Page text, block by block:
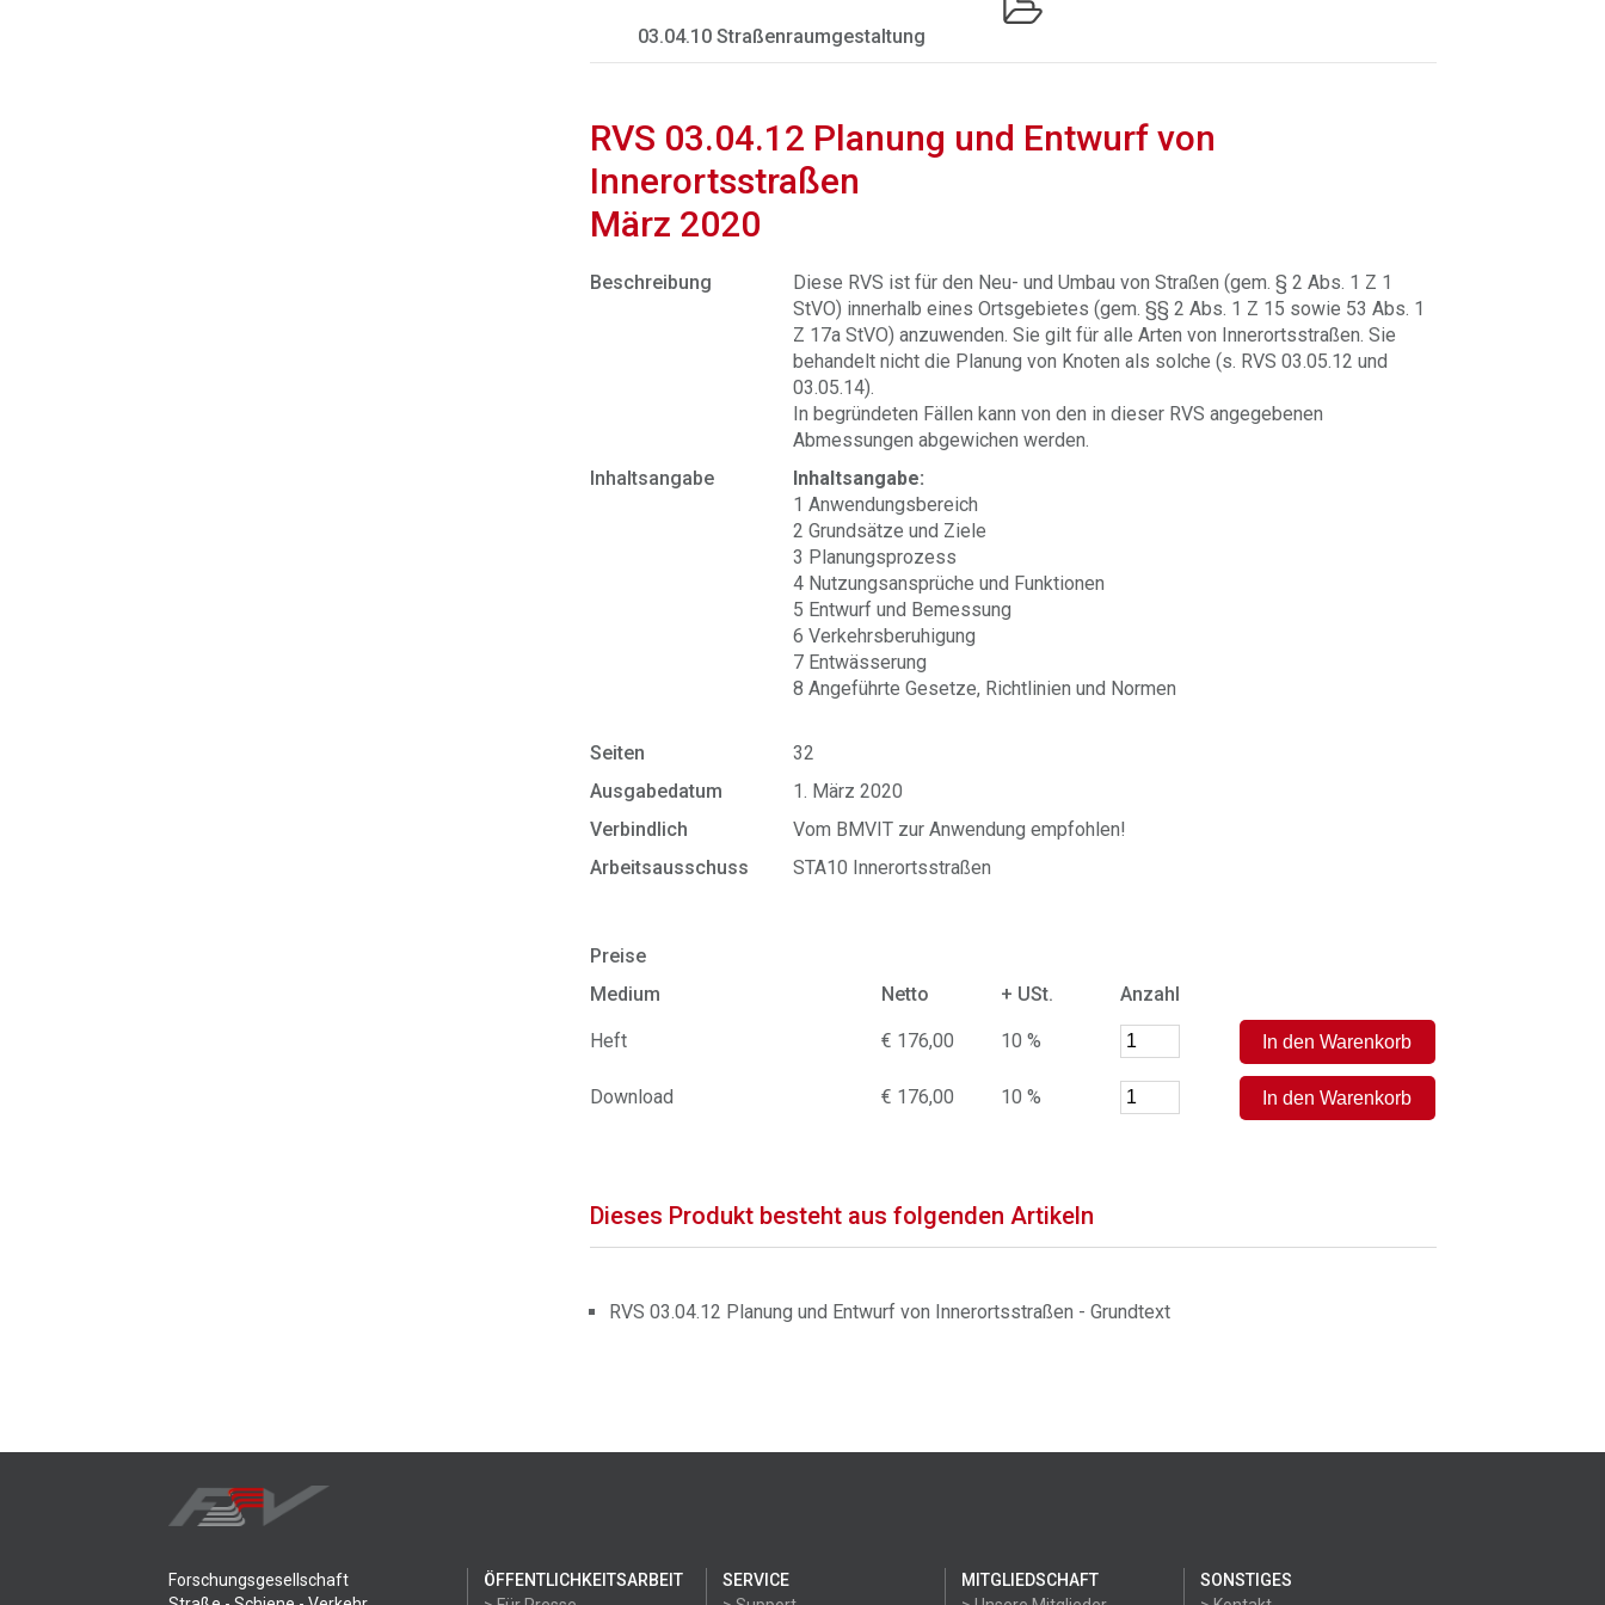
03.04.10 Straßenraumgestaltung
RVS 03.04.12 Planung und Entwurf von
Innerortsstraßen
März 2020
Beschreibung
Diese RVS ist für den Neu- und Umbau von Straßen (gem. § 2 Abs. 1 Z 1
StVO) innerhalb eines Ortsgebietes (gem. §§ 2 Abs. 1 Z 15 sowie 53 Abs. 1
Z 17a StVO) anzuwenden. Sie gilt für alle Arten von Innerortsstraßen. Sie
behandelt nicht die Planung von Knoten als solche (s. RVS 03.05.12 und
03.05.14).
In begründeten Fällen kann von den in dieser RVS angegebenen
Abmessungen abgewichen werden.
Inhaltsangabe
Inhaltsangabe:
1 Anwendungsbereich
2 Grundsätze und Ziele
3 Planungsprozess
4 Nutzungsansprüche und Funktionen
5 Entwurf und Bemessung
6 Verkehrsberuhigung
7 Entwässerung
8 Angeführte Gesetze, Richtlinien und Normen
Seiten
32
Ausgabedatum
1. März 2020
Verbindlich
Vom BMVIT zur Anwendung empfohlen!
Arbeitsausschuss
STA10 Innerortsstraßen
Preise
Medium
Netto + USt. Anzahl
Heft € 176,00 10 %
Download € 176,00 10 %
Dieses Produkt besteht aus folgenden Artikeln
RVS 03.04.12 Planung und Entwurf von Innerortsstraßen - Grundtext
Forschungsgesellschaft
ÖFFENTLICHKEITSARBEIT
SERVICE
MITGLIEDSCHAFT
SONSTIGES